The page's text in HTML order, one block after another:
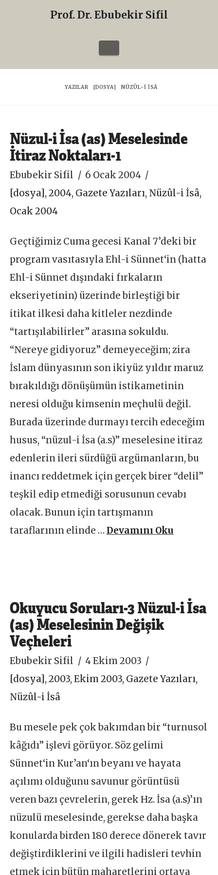
Sifil
Prof. Dr. Ebubekir Sifil
Navigation
HOME
YAZILAR [DOSYA] NÜZÛL-I İSÂ
Nüzul-i İsa (as) Meselesinde
İtiraz Noktaları-1
Ebubekir Sifil
6 Ocak 2004
[dosya] ,2004, Gazete Yazıları, Nüzûl-i İsâ,
Ocak 2004
Geçtiğimiz Cuma gecesi Kanal 7’deki bir
program vasıtasıyla Ehl-i Sünnet‘in (hatta
Ehl-i Sünnet dışındaki fırkaların
ekseriyetinin) üzerinde birleştiği bir
itikat ilkesi daha kitleler nezdinde
“tartışılabilirler” arasına sokuldu.
“Nereye gidiyoruz” demeyeceğim; zira
İslam dünyasının son ikiyüz yıldır maruz
bırakıldığı dönüşümün istikametinin
neresi olduğu kimsenin meçhulü değil.
Burada üzerinde durmayı tercih edeceğim
husus, “nüzul-i İsa (a.s)” meselesine itiraz
edenlerin ileri sürdüğü argümanların, bu
inancı reddetmek için gerçek birer “delil”
teşkil edip etmediği sorusunun cevabı
olacak. Bunun için tartışmanın
taraflarının elinde …Devamını Oku
Okuyucu Soruları-3 Nüzul-i İsa
(as) Meselesinin Değişik
Veçheleri
Ebubekir Sifil
4 Ekim 2003
[dosya] ,2003,Ekim 2003, Gazete Yazıları,
Nüzûl-i İsâ
Bu mesele pek çok bakımdan bir “turnusol
kâğıdı” işlevi görüyor. Söz gelimi
Sünnet‘in Kur’an‘ın beyanı ve hayata
açılımı olduğunu savunur görüntüsü
veren bazı çevrelerin, gerek Hz. İsa (a.s)’ın
nüzulü meselesinde, gerekse daha başka
konularda birden 180 derece dönerek tavır
değiştirdiklerini ve ilgili hadisleri tevhin
etmek için bütün maharetlerini ortaya